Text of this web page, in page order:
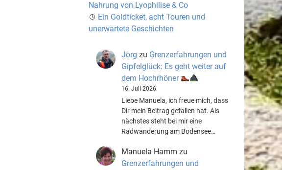
Nahrung von Lyophilise & Co
Ein Goldticket, acht Touren und
unerwartete Geschichten
Jörg zu Grenzerfahrungen und
Gipfelglück: Es geht weiter auf
dem Hochrhöner
16. Juli 2026
Liebe Manuela, ich freue mich, dass
Dir mein Beitrag gefallen hat. Als
nächstes steht bei mir eine
Radwanderung am Bodensee…
Manuela Hamm zu
Grenzerfahrungen und